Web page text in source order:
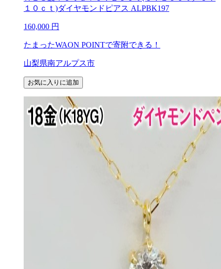
１０ｃｔ)ダイヤモンドピアス ALPBK197
160,000 円
たまったWAON POINTで寄附できる！
山梨県南アルプス市
お気に入りに追加